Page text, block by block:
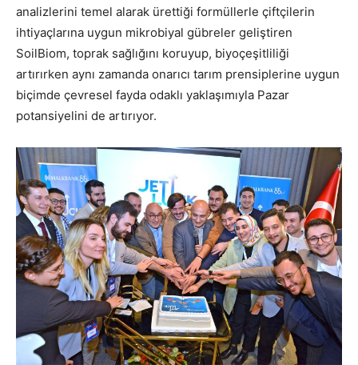
analizlerini temel alarak ürettiği formüllerle çiftçilerin
ihtiyaçlarına uygun mikrobiyal gübreler geliştiren
SoilBiom, toprak sağlığını koruyup, biyoçeşitliliği
artırırken aynı zamanda onarıcı tarım prensiplerine uygun
biçimde çevresel fayda odaklı yaklaşımıyla Pazar
potansiyelini de artırıyor.